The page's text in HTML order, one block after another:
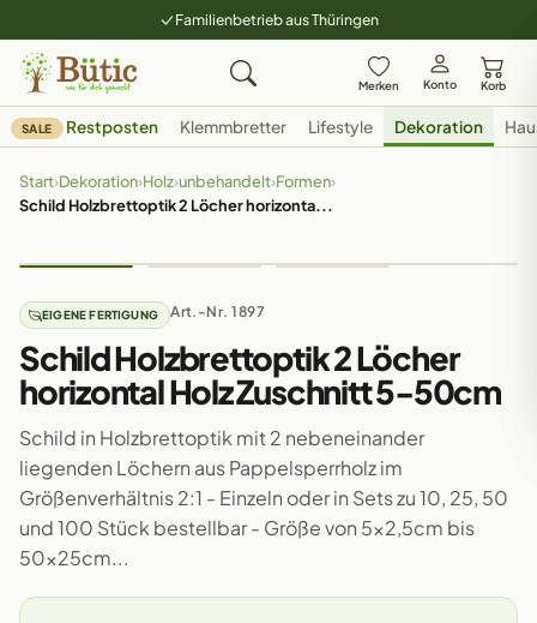
Familienbetrieb aus Thüringen
Merken Konto Korb
SALE Restposten Klemmbretter Lifestyle Dekoration
Start›Dekoration›Holz›unbehandelt›Formen›
Schild Holzbrettoptik 2 Löcher horizonta...
EIGENE FERTIGUNG Art.-Nr. 1897
Schild Holzbrettoptik 2 Löcher
horizontal Holz Zuschnitt 5-50cm
Schild in Holzbrettoptik mit 2 nebeneinander
liegenden Löchern aus Pappelsperrholz im
Größenverhältnis 2:1 - Einzeln oder in Sets zu 10, 25, 50
und 100 Stück bestellbar - Größe von 5x2,5cm bis
50x25cm...